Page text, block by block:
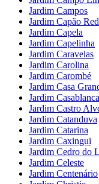
Jardim Campos
Jardim Capão
Jardim Capela
Jardim Capelinha
Jardim Caravelas
Jardim Carolina
Jardim Carombé
Jardim Casa
Jardim Casablanca
Jardim Castro
Jardim Catanduva
Jardim Catarina
Jardim Caxingui
Jardim Cedro do
Jardim Celeste
Jardim Centenário